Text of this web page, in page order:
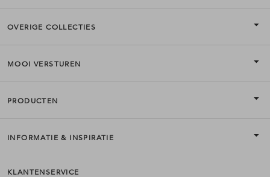
OVERIGE COLLECTIES
MOOI VERSTUREN
PRODUCTEN
INFORMATIE & INSPIRATIE
KLANTENSERVICE